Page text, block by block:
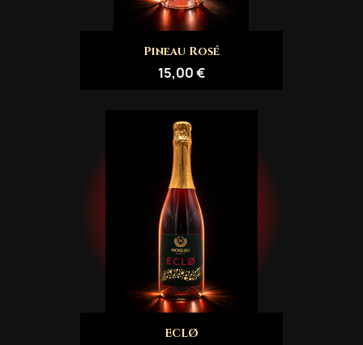
Pineau Rosé
15,00 €
ECLØ